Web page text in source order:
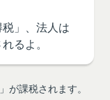
」、法人は
るよ。
が課税されます。